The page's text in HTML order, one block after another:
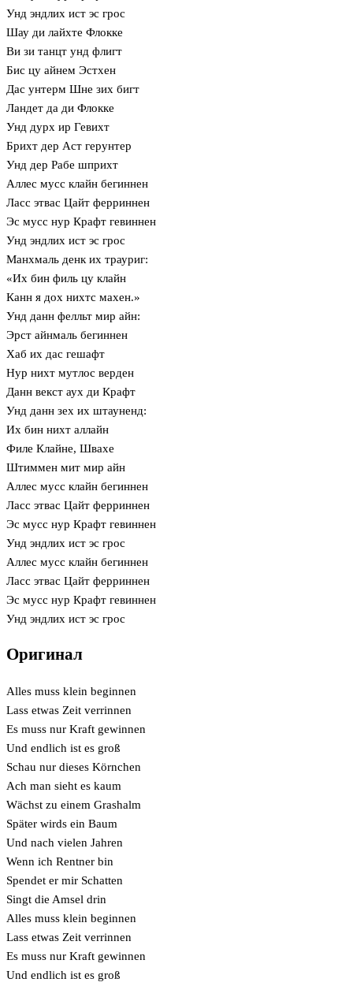
Унд эндлих ист эс грос
Шау ди лайхте Флокке
Ви зи танцт унд флигт
Бис цу айнем Эстхен
Дас унтерм Шне зих бигт
Ландет да ди Флокке
Унд дурх ир Гевихт
Брихт дер Аст герунтер
Унд дер Рабе шприхт
Аллес мусс клайн бегиннен
Ласс этвас Цайт ферриннен
Эс мусс нур Крафт гевиннен
Унд эндлих ист эс грос
Манхмаль денк их трауриг:
«Их бин филь цу клайн
Канн я дох нихтс махен.»
Унд данн фелльт мир айн:
Эрст айнмаль бегиннен
Хаб их дас гешафт
Нур нихт мутлос верден
Данн векст аух ди Крафт
Унд данн зех их штауненд:
Их бин нихт аллайн
Филе Клайне, Швахе
Штиммен мит мир айн
Аллес мусс клайн бегиннен
Ласс этвас Цайт ферриннен
Эс мусс нур Крафт гевиннен
Унд эндлих ист эс грос
Аллес мусс клайн бегиннен
Ласс этвас Цайт ферриннен
Эс мусс нур Крафт гевиннен
Унд эндлих ист эс грос
Оригинал
Alles muss klein beginnen
Lass etwas Zeit verrinnen
Es muss nur Kraft gewinnen
Und endlich ist es groß
Schau nur dieses Körnchen
Ach man sieht es kaum
Wächst zu einem Grashalm
Später wirds ein Baum
Und nach vielen Jahren
Wenn ich Rentner bin
Spendet er mir Schatten
Singt die Amsel drin
Alles muss klein beginnen
Lass etwas Zeit verrinnen
Es muss nur Kraft gewinnen
Und endlich ist es groß